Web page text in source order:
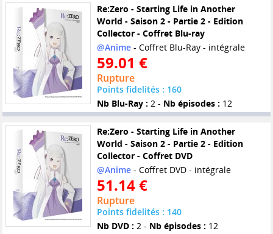
Re:Zero - Starting Life in Another
World - Saison 2 - Partie 2 - Edition
Collector - Coffret Blu-ray
@Anime- Coffret Blu-Ray - intégrale
59.01 €
Rupture
Points fidelités : 160
Nb Blu-Ray : 2 - Nb épisodes : 12
Re:Zero - Starting Life in Another
World - Saison 2 - Partie 2 - Edition
Collector - Coffret DVD
@Anime- Coffret DVD - intégrale
51.14 €
Rupture
Points fidelités : 140
Nb DVD : 2 - Nb épisodes : 12